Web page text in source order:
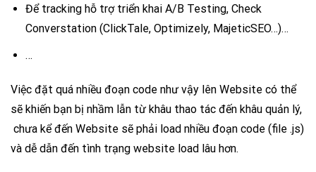
Để tracking hỗ trợ triển khai A/B Testing, Check
Converstation (ClickTale, Optimizely, MajeticSEO…)…
…
Việc đặt quá nhiều đoạn code như vậy lên Website có thể
sẽ khiến bạn bị nhầm lẫn từ khâu thao tác đến khâu quản lý,
chưa kể đến Website sẽ phải load nhiều đoạn code (file .js)
và dễ dẫn đến tình trạng website load lâu hơn.